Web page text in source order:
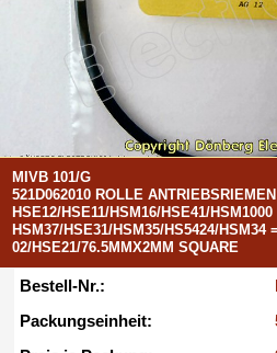
MIVB 101/G
521D062010 ROLLE ANTRIEBSRIEMEN
HSE12/HSE11/HSM16/HSE41/HSM1000
HSM37/HSE31/HSM35/HS5424/HSM34
02/HSE21/76.5MMX2MM SQUARE
Bestell-Nr.:
Packungseinheit: